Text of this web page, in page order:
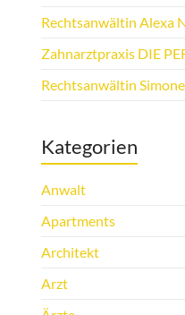
Rechtsanwältin Alexa
Zahnarztpraxis DIE
Rechtsanwältin
Kategorien
Anwalt
Apartments
Architekt
Arzt